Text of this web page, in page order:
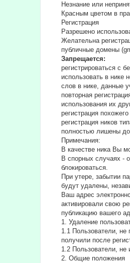
Незнание или
Красным цветом в
Регистрация
Разрешено
Желательна
публичные домены
Запрещается:
регистрироваться с
использовать в нике
слов в нике, данные
повторная
использования их
регистрация
регистрация ников
полностью лишены
Примечания:
В качестве ника Вы
В спорных случаях -
блокироваться.
При утере, забытии
будут удалены,
Ваш адрес
активировали свою
публикацию вашего
1. Удаление
1.1 Пользователи, не
получили после
1.2 Пользователи,
2. Общие положения